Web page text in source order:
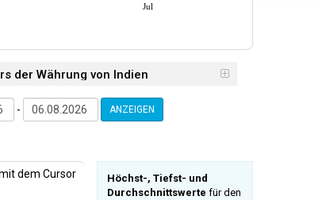
Jul
der Währung von Indien
- ANZEIGEN
dem Cursor
Höchst-, Tiefst- und
Durchschnittswerte für den